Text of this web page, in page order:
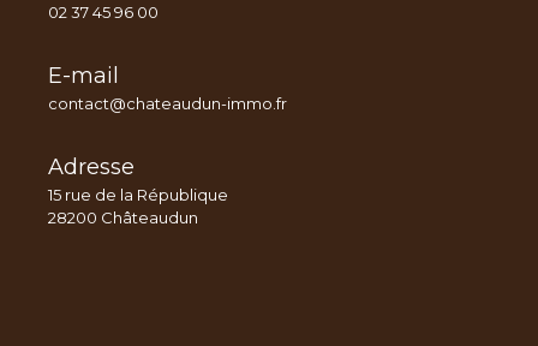
02 37 45 96 00
E-mail
contact@chateaudun-immo.fr
Adresse
15 rue de la République
28200 Châteaudun